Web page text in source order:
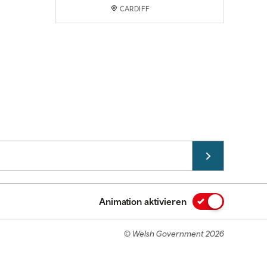
CARDIFF
Animation aktivieren
© Welsh Government 2026